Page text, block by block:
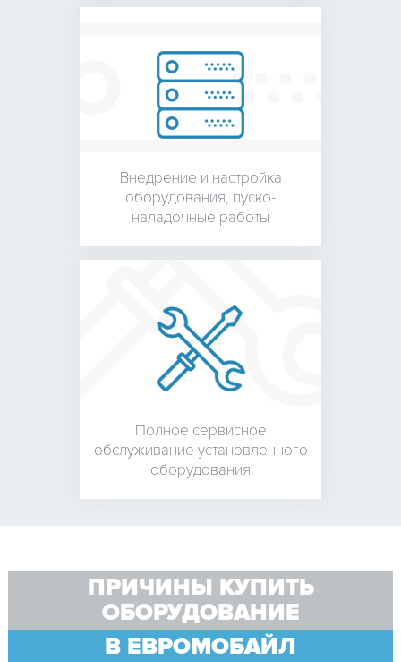
Внедрение и настройка
оборудования, пуско-
наладочные работы
Полное сервисное
обслуживание установленного
оборудования
ПРИЧИНЫ КУПИТЬ
ОБОРУДОВАНИЕ
В ЕВРОМОБАЙЛ